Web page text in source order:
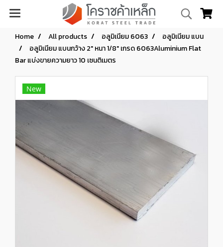
Home All products อลูมิเนียม 6063
อลูมิเนียม แบน
อลูมิเนียม แบนกว้าง 2" หนา 1/8" เกรด 6063Aluminium Flat
Bar แบ่งขายความยาว 10 เซนติเมตร
New